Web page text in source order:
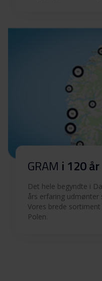
GRAM i 120 år
Det hele begyndte i
års erfaring udmønter
Vores brede
Polen.